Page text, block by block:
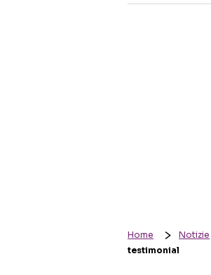
Home Notizie
testimonial